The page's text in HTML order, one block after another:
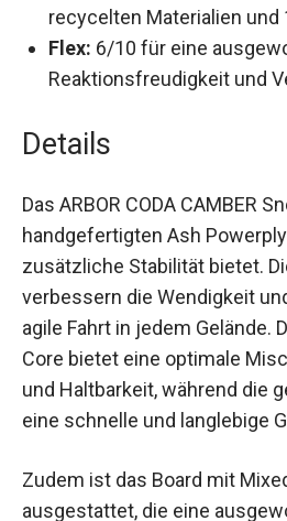
Flex:6/10 für eine
aus Reaktionsfreudigkeit
einer handgefertigten Ash
ausgestattet, die zusätzliche
3° Fenders verbessern die
ermöglichen eine agile Fahrt
Der Double Barrel II Core
Mischung aus Flexibilität und
während die gesinterte Base
und langlebige Gleitfähigkeit
Zudem ist das Board mit
ausgestattet, die eine